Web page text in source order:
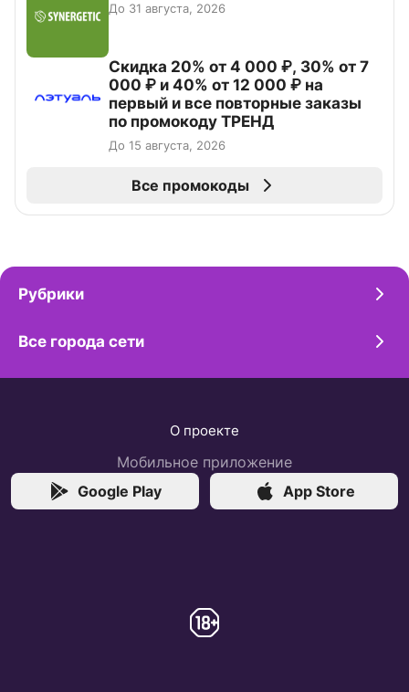
До 31 августа, 2026
Скидка 20% от 4 000 ₽, 30% от 7
000 ₽ и 40% от 12 000 ₽ на
первый и все повторные заказы
по промокоду ТРЕНД
До 15 августа, 2026
Все промокоды
Рубрики
Все города сети
О проекте
Мобильное приложение
Google Play
App Store